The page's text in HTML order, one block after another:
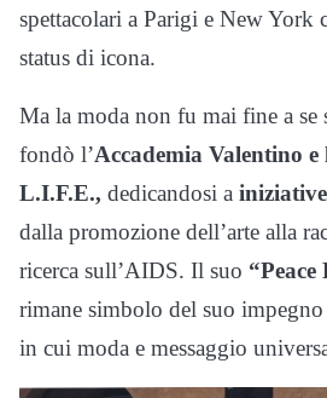
spettacolari a Parigi e New York
status di icona.
Ma la moda non fu mai fine a se
fondò l’Accademia Valentino e
L.I.F.E., dedicandosi a
dalla promozione dell’arte alla
ricerca sull’AIDS. Il suo “Peace
rimane simbolo del suo
in cui moda e messaggio